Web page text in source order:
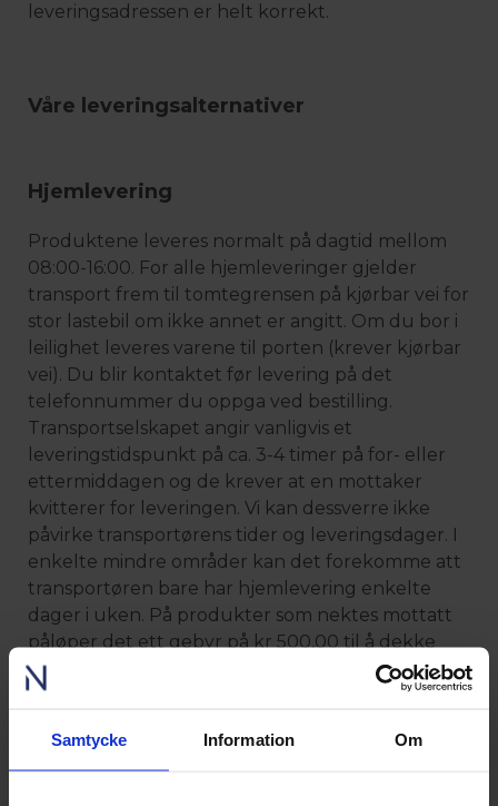
Samtycke Information Om
leveringsadressen er helt korrekt.
Våre leveringsalternativer
Hjemlevering
Produktene leveres normalt på dagtid mellom
08:00-16:00. For alle hjemleveringer gjelder
transport frem til tomtegrensen på kjørbar vei for
stor lastebil om ikke annet er angitt. Om du bor i
leilighet leveres varene til porten (krever kjørbar
vei). Du blir kontaktet før levering på det
telefonnummer du oppga ved bestilling.
Transportselskapet angir vanligvis et
leveringstidspunkt på ca. 3-4 timer på for- eller
ettermiddagen og de krever at en mottaker
kvitterer for leveringen. Vi kan dessverre ikke
påvirke transportørens tider og leveringsdager. I
enkelte mindre områder kan det forekomme att
transportøren bare har hjemlevering enkelte
dager i uken. På produkter som nektes mottatt
påløper det ett gebyr på kr 500,00 til å dekke
våre ekstra kostnader. Kostnader for
returtransport kommer i tillegg. Dette er ikke å
angreretten – se eget avsnitt.